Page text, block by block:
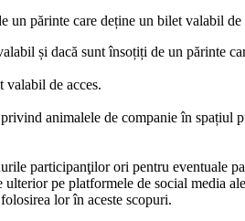
părinte care deține un bilet valabil
și dacă sunt însoțiți de un părinte
valabil de acces.
animalele de companie în
participanţilor ori pentru eventuale
pe platformele de social media
lor în aceste scopuri.